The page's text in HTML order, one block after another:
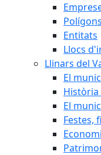
Entitats
Llocs
Llinars del
El
Història
El
Festes,